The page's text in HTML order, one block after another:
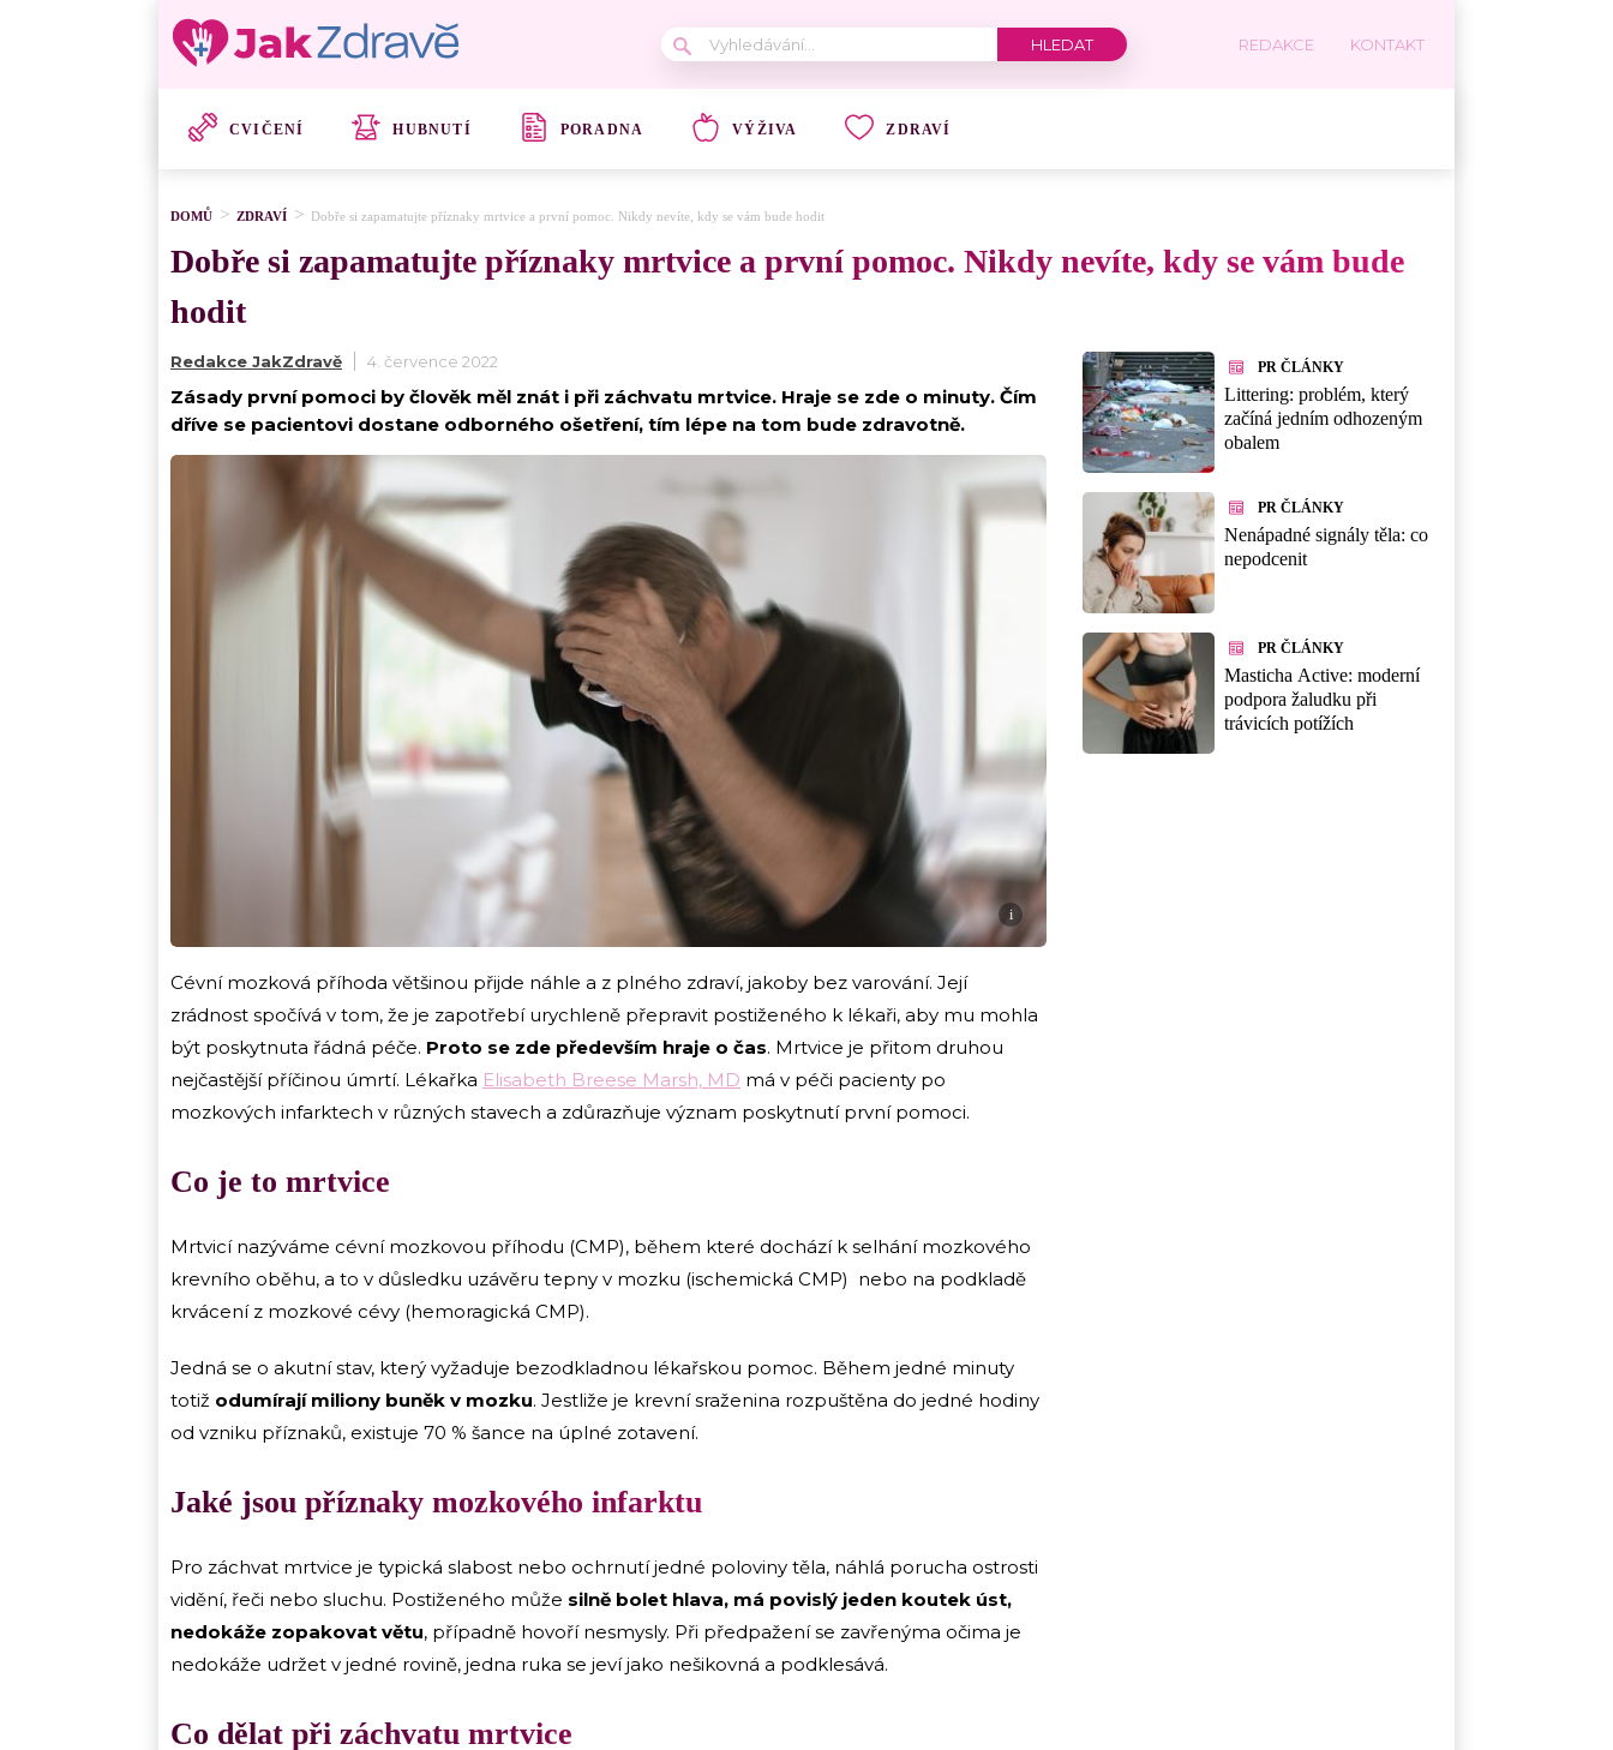
REDAKCE KONTAKT
CVIČENÍ HUBNUTÍ PORADNA VÝŽIVA ZDRAVÍ
DOMŮ ZDRAVÍ Dobře si zapamatujte příznaky mrtvice a první pomoc. Nikdy nevíte, kdy se vám bude hodit
Dobře si zapamatujte příznaky mrtvice a první pomoc. Nikdy nevíte, kdy se vám bude
hodit
Redakce JakZdravě 4. července 2022
Zásady první pomoci by člověk měl znát i při záchvatu mrtvice. Hraje se zde o minuty. Čím
dříve se pacientovi dostane odborného ošetření, tím lépe na tom bude zdravotně.
i
Cévní mozková příhoda většinou přijde náhle a z plného zdraví, jakoby bez varování. Její
zrádnost spočívá v tom, že je zapotřebí urychleně přepravit postiženého k lékaři, aby mu mohla
být poskytnuta řádná péče. Proto se zde především hraje o čas. Mrtvice je přitom druhou
nejčastější příčinou úmrtí. Lékařka Elisabeth Breese Marsh, MD má v péči pacienty po
mozkových infarktech v různých stavech a zdůrazňuje význam poskytnutí první pomoci.
Co je to mrtvice
Mrtvicí nazýváme cévní mozkovou příhodu (CMP), během které dochází k selhání mozkového
krevního oběhu, a to v důsledku uzávěru tepny v mozku (ischemická CMP) nebo na podkladě
krvácení z mozkové cévy (hemoragická CMP).
Jedná se o akutní stav, který vyžaduje bezodkladnou lékařskou pomoc. Během jedné minuty
totiž odumírají miliony buněk v mozku. Jestliže je krevní sraženina rozpuštěna do jedné hodiny
od vzniku příznaků, existuje 70 % šance na úplné zotavení.
Jaké jsou příznaky mozkového infarktu
Pro záchvat mrtvice je typická slabost nebo ochrnutí jedné poloviny těla, náhlá porucha ostrosti
vidění, řeči nebo sluchu. Postiženého může silně bolet hlava, má povislý jeden koutek úst,
nedokáže zopakovat větu, případně hovoří nesmysly. Při předpažení se zavřenýma očima je
nedokáže udržet v jedné rovině, jedna ruka se jeví jako nešikovná a podklesává.
Co dělat při záchvatu mrtvice
PR ČLÁNKY
Littering: problém, který
začíná jedním odhozeným
obalem
PR ČLÁNKY
Nenápadné signály těla: co
nepodcenit
PR ČLÁNKY
Masticha Active: moderní
podpora žaludku při
trávicích potížích